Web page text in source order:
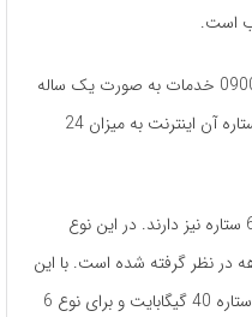
است.
در نوع 3 ستاره و 4 ستاره سیم‌کارت‌های 0900 خدمات به صورت یک ساله
ارائه می‌شوند. با این تفاوت که در نوع 3 ستاره آن اینترنت به میزان 24
این سیم‌کارت‌های 0900 انواع 5 ستاره و 6 ستاره نیز دارند. در این نوع
هم خدمات به صورت 12 ماهه در نظر گرفته شده است. با این
تفاوت که حجم اینترنت برای سیم‌کارت 5 ستاره 40 گیگابایت و برای نوع 6